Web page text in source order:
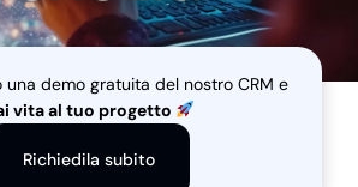
una demo gratuita del nostro CRM e
vita al tuo progetto
Richiedila subito